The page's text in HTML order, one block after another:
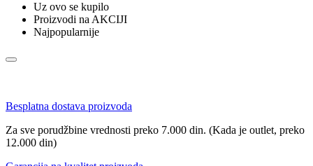
Uz ovo se kupilo
Proizvodi na AKCIJI
Najpopularnije
Besplatna dostava proizvoda
Za sve porudžbine vrednosti preko 7.000 din. (Kada je outlet, preko
12.000 din)